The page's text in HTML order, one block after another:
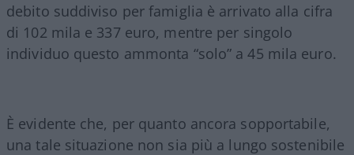
debito suddiviso per famiglia è arrivato alla cifra
di 102 mila e 337 euro, mentre per singolo
individuo questo ammonta “solo” a 45 mila euro.
È evidente che, per quanto ancora sopportabile,
una tale situazione non sia più a lungo sostenibile